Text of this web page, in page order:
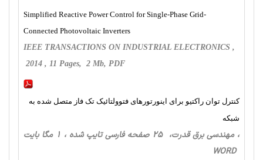
Simplified Reactive Power Control for Single-Phase Grid-
Connected Photovoltaic Inverters
IEEE TRANSACTIONS ON INDUSTRIAL ELECTRONICS ,
2014 , 11 Pages, 2 Mb, PDF
کنترل توان راکتیو برای اینورتورهای فتوولتائیک تک فاز متصل شده به
شبکه
، مهندسی برق قدرت، 25 صفحه فارسی تایپ شده ، 1 مگا بایت
WORD